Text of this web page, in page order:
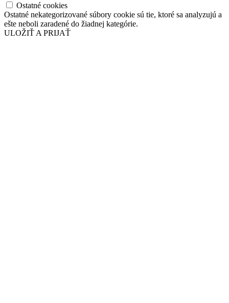
Ostatné cookies
Ostatné nekategorizované súbory cookie sú tie, ktoré sa analyzujú a
ešte neboli zaradené do žiadnej kategórie.
ULOŽIŤ A PRIJAŤ